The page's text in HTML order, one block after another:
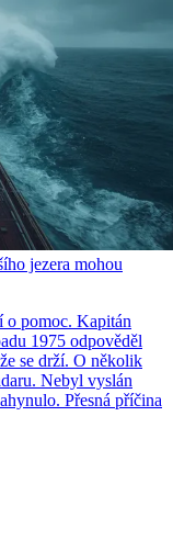
jezera mohou
o pomoc. Kapitán
1975 odpověděl
se drží. O několik
Nebyl vyslán
Přesná příčina